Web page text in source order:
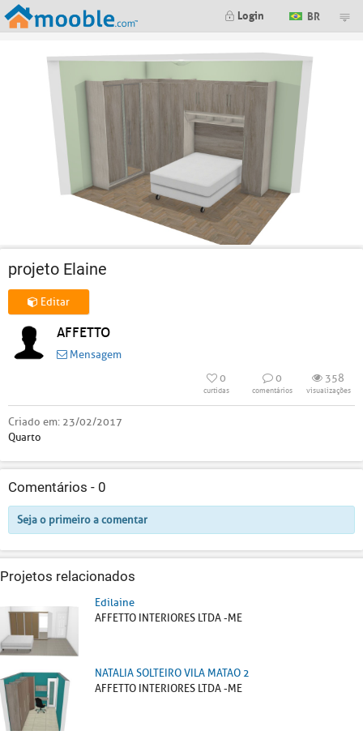
Login BR
projeto Elaine
Editar
AFFETTO
Mensagem
0
curtidas
0
comentários
358
visualizações
Criado em: 23/02/2017
Quarto
Comentários - 0
Seja o primeiro a comentar
Projetos relacionados
Edilaine
AFFETTO INTERIORES LTDA -ME
NATALIA SOLTEIRO VILA MATAO 2
AFFETTO INTERIORES LTDA -ME